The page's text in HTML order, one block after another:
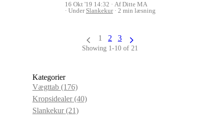
16 Okt '19 14:32
Af Ditte MA
Under Slankekur 2 min læsning
1 2 3
Showing 1-10 of 21
Kategorier
Vægttab (176)
Kropsidealer(40)
Slankekur(21)